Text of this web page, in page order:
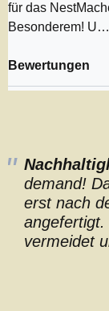
für das
Besonderem! U…
Bewertungen
demand!
erst nach
vermeidet